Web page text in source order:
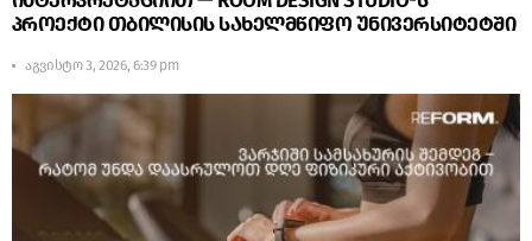
პროექტი თბილისის სახელმწიფო უნივერსიტეტში
აგვისტო 3, 2026, 6:39 pm